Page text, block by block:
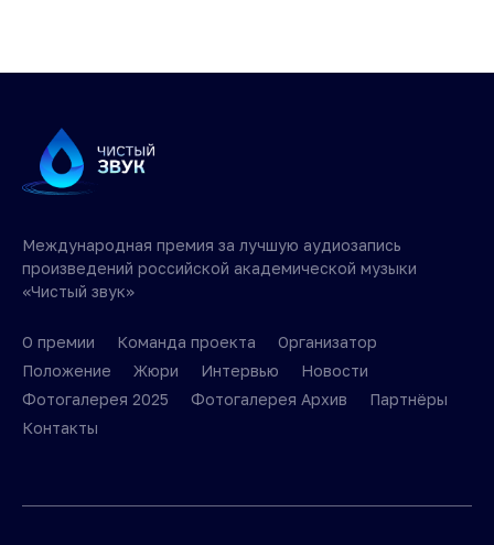
Международная премия за лучшую аудиозапись
произведений российской академической музыки
«Чистый звук»
О премии Команда проекта
Организатор
Положение
Жюри Интервью
Новости
Фотогалерея 2025
Фотогалерея Архив
Партнёры
Контакты